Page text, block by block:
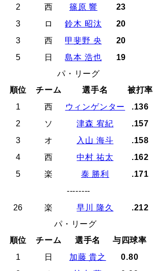
2
西 篠原 響
23
3
ロ 鈴木 昭汰
20
3
西 甲斐野 央
20
5
日 島本 浩也
19
パ・リーグ
順位
チーム 選手名
被打率
1
西 ウィンゲンター
.136
2
ソ 津森 宥紀
.157
3
オ 入山 海斗
.158
4
西 中村 祐太
.162
5
楽 泰 勝利
.171
--------
26
楽 早川 隆久
.212
パ・リーグ
順位
チーム 選手名
与四球率
1
日 加藤 貴之
0.80